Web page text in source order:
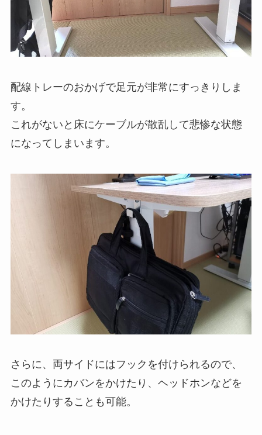
配線トレーのおかげで足元が非常にすっきりしま
す。
これがないと床にケーブルが散乱して悲惨な状態
になってしまいます。
さらに、両サイドにはフックを付けられるので、
このようにカバンをかけたり、ヘッドホンなどを
かけたりすることも可能。